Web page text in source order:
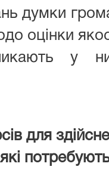
думки
оцінки
у
для
які